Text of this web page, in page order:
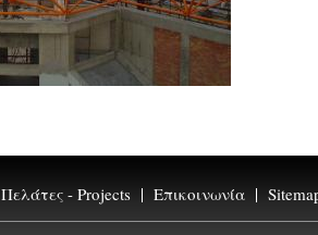
Πελάτες - Projects Επικοινωνία